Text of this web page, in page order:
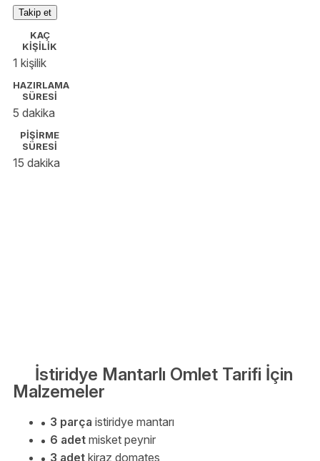
Takip et
KAÇ
KİŞİLİK
1 kişilik
HAZIRLAMA
SÜRESİ
5 dakika
PİŞİRME
SÜRESİ
15 dakika
İstiridye Mantarlı Omlet Tarifi İçin
Malzemeler
3 parça istiridye mantarı
6 adet misket peynir
3 adet kiraz domates